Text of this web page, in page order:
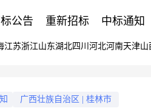
公告 重新招标 中标通知
江苏浙江山东湖北四川 河北河南天津山
广西壮族自治区 桂林市